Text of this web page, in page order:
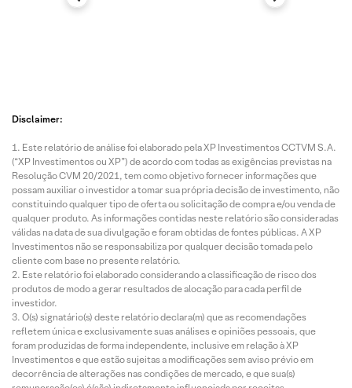
Disclaimer:
Este relatório de análise foi elaborado pela XP Investimentos CCTVM S.A.
(“XP Investimentos ou XP”) de acordo com todas as exigências previstas na
Resolução CVM 20/2021, tem como objetivo fornecer informações que
possam auxiliar o investidor a tomar sua própria decisão de investimento, não
constituindo qualquer tipo de oferta ou solicitação de compra e/ou venda de
qualquer produto. As informações contidas neste relatório são consideradas
válidas na data de sua divulgação e foram obtidas de fontes públicas. A XP
Investimentos não se responsabiliza por qualquer decisão tomada pelo
cliente com base no presente relatório.
Este relatório foi elaborado considerando a classificação de risco dos
produtos de modo a gerar resultados de alocação para cada perfil de
investidor.
O(s) signatário(s) deste relatório declara(m) que as recomendações
refletem única e exclusivamente suas análises e opiniões pessoais, que
foram produzidas de forma independente, inclusive em relação à XP
Investimentos e que estão sujeitas a modificações sem aviso prévio em
decorrência de alterações nas condições de mercado, e que sua(s)